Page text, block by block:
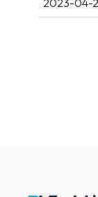
2023-04-